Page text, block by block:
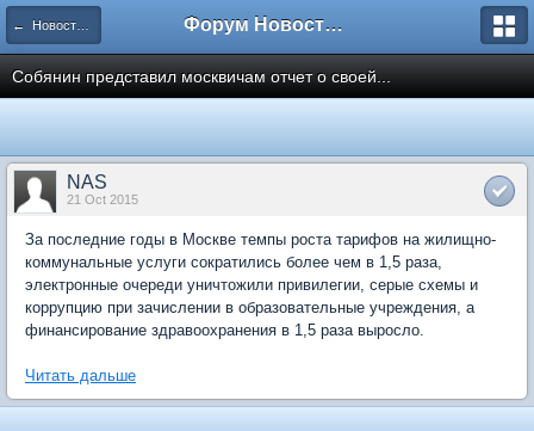
← Новости рынка недвижимости Форум Новостройки
Собянин представил москвичам отчет о своей...
NAS
21 Oct 2015
За последние годы в Москве темпы роста тарифов на жилищно-
коммунальные услуги сократились более чем в 1,5 раза,
электронные очереди уничтожили привилегии, серые схемы и
коррупцию при зачислении в образовательные учреждения, а
финансирование здравоохранения в 1,5 раза выросло.
Читать дальше